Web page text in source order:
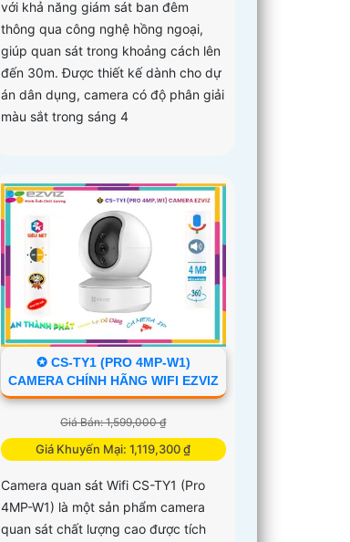
với khả năng giám sát ban đêm
thông qua công nghệ hồng ngoại,
giúp quan sát trong khoảng cách lên
đến 30m. Được thiết kế dành cho dự
án dân dụng, camera có độ phân giải
màu sắt trong sáng 4
✪ CS-TY1 (PRO 4MP-W1)
CAMERA CHÍNH HÃNG WIFI EZVIZ
Giá Bán: 1,599,000 ₫
Giá Khuyến Mại: 1,119,300 ₫
Camera quan sát Wifi CS-TY1 (Pro
4MP-W1) là một sản phẩm camera
quan sát chất lượng cao được tích